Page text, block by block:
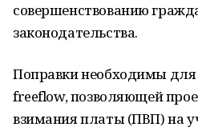
совершенствованию
законодательства.
Поправки необходимы
freeflow, позволяющей
взимания платы (ПВП) на